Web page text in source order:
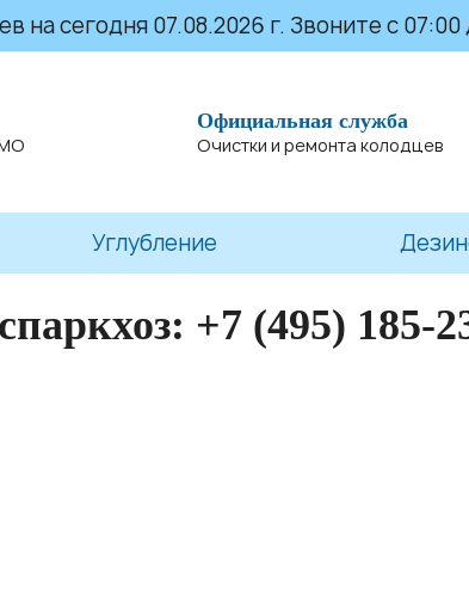
на сегодня 07.08.2026 г. Звоните с 07:00
Официальная служба
Очистки и ремонта колодцев
Углубление
+7 (495) 185-